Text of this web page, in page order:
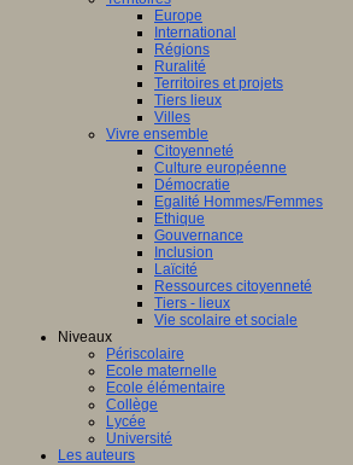
Europe
International
Régions
Ruralité
Territoires et projets
Tiers lieux
Villes
Vivre ensemble
Citoyenneté
Culture européenne
Démocratie
Egalité Hommes/Femmes
Ethique
Gouvernance
Inclusion
Laïcité
Ressources citoyenneté
Tiers - lieux
Vie scolaire et sociale
Niveaux
Périscolaire
Ecole maternelle
Ecole élémentaire
Collège
Lycée
Université
Les auteurs